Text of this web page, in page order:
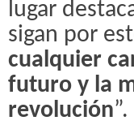
lugar
sigan por
cualquier
futuro y la
revolución”.